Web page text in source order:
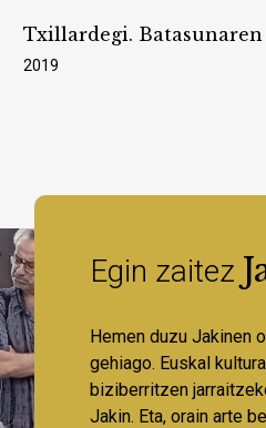
Txillardegi.
2019
Egin zaitez
Hemen duzu Jakinen
gehiago. Euskal
biziberritzen
Jakin. Eta, orain arte